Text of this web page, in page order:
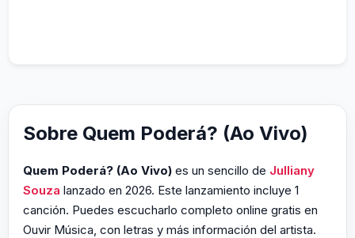
Sobre Quem Poderá? (Ao Vivo)
Quem Poderá? (Ao Vivo) es un sencillo de Julliany
Souza lanzado en 2026. Este lanzamiento incluye 1
canción. Puedes escucharlo completo online gratis en
Ouvir Música, con letras y más información del artista.